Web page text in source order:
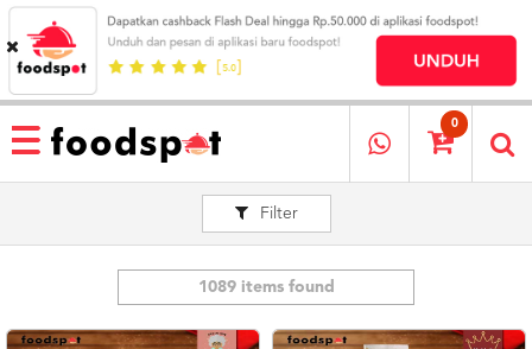
HOME
MENU
RESTAURANT
MEREKA
0
Filter
1089 items found